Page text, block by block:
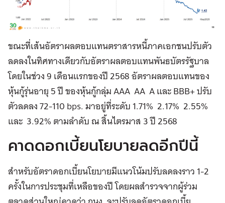
ขณะที่เส้นอัตราผลตอบแทนตราสารหนี้ภาคเอกชนปรับตัว
ลดลงในทิศทางเดียวกับอัตราผลตอบแทนพันธบัตรรัฐบาล
โดยในช่วง 9 เดือนแรกของปี 2568 อัตราผลตอบแทนของ
หุ้นกู้รุ่นอายุ 5 ปี ของหุ้นกู้กลุ่ม AAA AA A และ BBB+ ปรับ
ตัวลดลง 72-110 bps. มาอยู่ที่ระดับ 1.71% 2.17% 2.55%
และ 3.92% ตามลำดับ ณ สิ้นไตรมาส 3 ปี 2568
คาดดอกเบี้ยนโยบายลดอีกปีนี้
สำหรับอัตราดอกเบี้ยนโยบายมีแนวโน้มปรับลดลงราว 1-2
ครั้งในการประชุมที่เหลือของปีโดยผลสำรวจจากผู้ร่วม